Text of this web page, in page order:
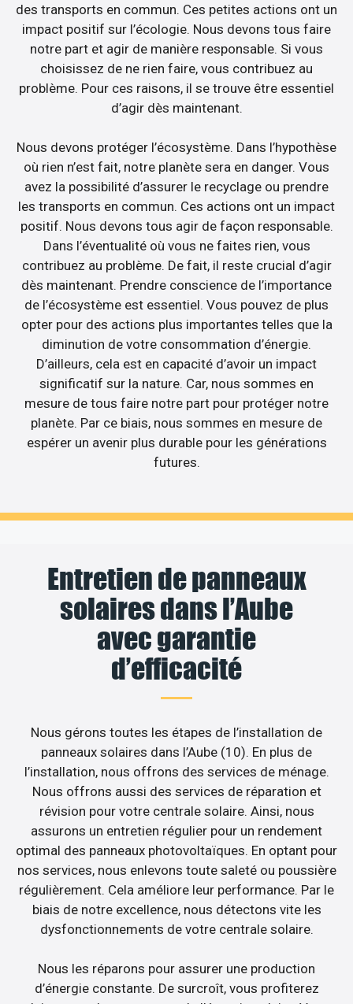
des transports en commun. Ces petites actions ont un
impact positif sur l’écologie. Nous devons tous faire
notre part et agir de manière responsable. Si vous
choisissez de ne rien faire, vous contribuez au
problème. Pour ces raisons, il se trouve être essentiel
d’agir dès maintenant.
Nous devons protéger l’écosystème. Dans l’hypothèse
où rien n’est fait, notre planète sera en danger. Vous
avez la possibilité d’assurer le recyclage ou prendre
les transports en commun. Ces actions ont un impact
positif. Nous devons tous agir de façon responsable.
Dans l’éventualité où vous ne faites rien, vous
contribuez au problème. De fait, il reste crucial d’agir
dès maintenant. Prendre conscience de l’importance
de l’écosystème est essentiel. Vous pouvez de plus
opter pour des actions plus importantes telles que la
diminution de votre consommation d’énergie.
D’ailleurs, cela est en capacité d’avoir un impact
significatif sur la nature. Car, nous sommes en
mesure de tous faire notre part pour protéger notre
planète. Par ce biais, nous sommes en mesure de
espérer un avenir plus durable pour les générations
futures.
Entretien de panneaux
solaires dans l’Aube
avec garantie
d’efficacité
Nous gérons toutes les étapes de l’installation de
panneaux solaires dans l’Aube (10). En plus de
l’installation, nous offrons des services de ménage.
Nous offrons aussi des services de réparation et
révision pour votre centrale solaire. Ainsi, nous
assurons un entretien régulier pour un rendement
optimal des panneaux photovoltaïques. En optant pour
nos services, nous enlevons toute saleté ou poussière
régulièrement. Cela améliore leur performance. Par le
biais de notre excellence, nous détectons vite les
dysfonctionnements de votre centrale solaire.
Nous les réparons pour assurer une production
d’énergie constante. De surcroît, vous profiterez